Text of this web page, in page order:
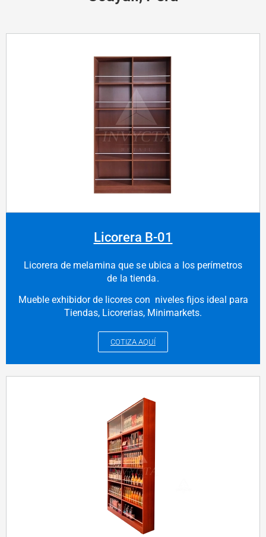
Licorera B-01
Licorera de melamina que se ubica a los perímetros
de la tienda.
Mueble exhibidor de licores con niveles fijos ideal para
Tiendas, Licorerias, Minimarkets.
COTIZA AQUÍ